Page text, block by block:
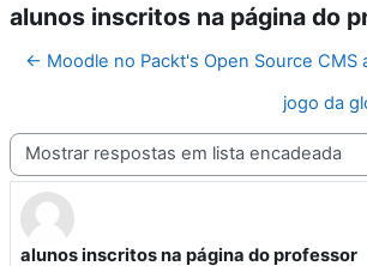
alunos inscritos na página do
← Moodle no Packt's Open Source CMS
jogo da
Modo de visualização
alunos inscritos na página do professor
Número de respostas: 2